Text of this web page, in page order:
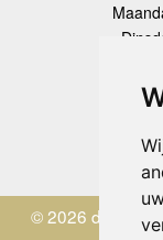
© 2026 de